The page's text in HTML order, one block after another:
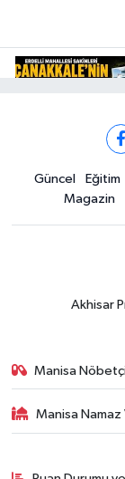
Güncel Eğitim
Magazin
Akhisar
Manisa
Manisa Namaz